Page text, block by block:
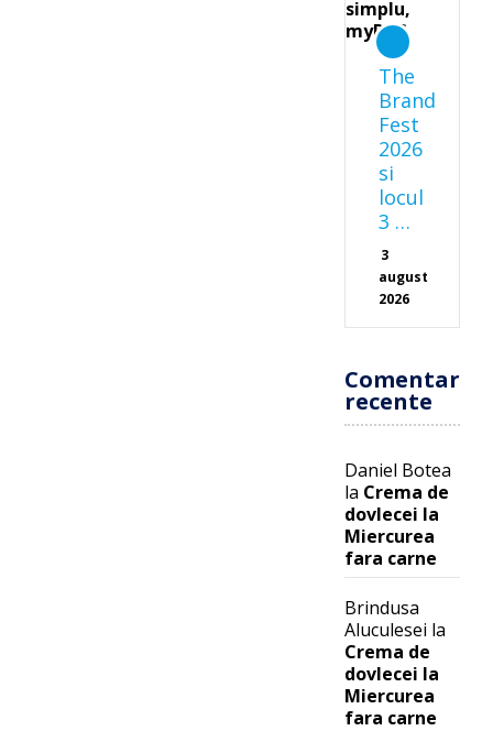
The
Brand
Fest
2026
si
locul
3 …
3
august
2026
Comentarii
recente
Daniel Botea
la Crema de
dovlecei la
Miercurea
fara carne
Brindusa
Aluculesei la
Crema de
dovlecei la
Miercurea
fara carne